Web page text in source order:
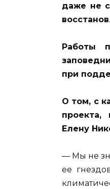
даже не
Работы
при
О том, с
проекта,
Елену
— Мы не
ее